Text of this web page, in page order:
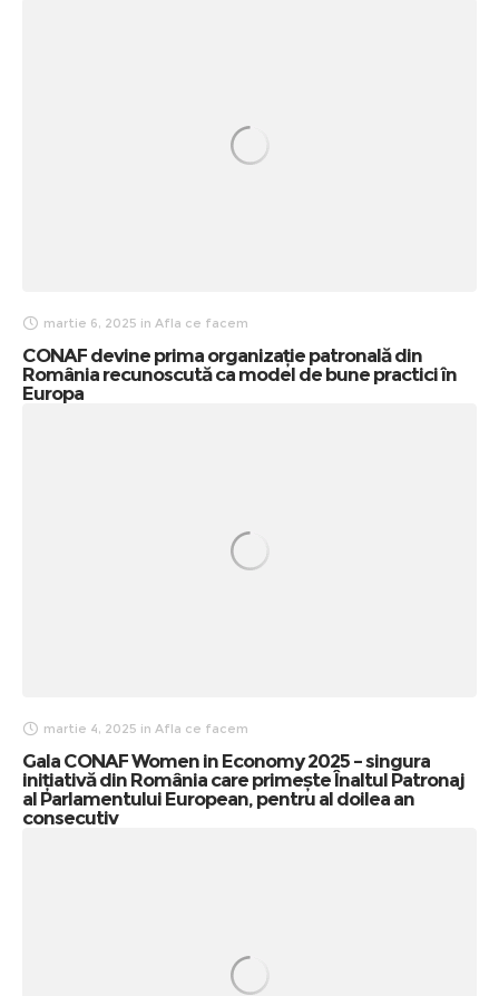
martie 6, 2025 in Afla ce facem
CONAF devine prima organizație patronală din
România recunoscută ca model de bune practici în
Europa
martie 4, 2025 in Afla ce facem
Gala CONAF Women in Economy 2025 – singura
inițiativă din România care primește Înaltul Patronaj
al Parlamentului European, pentru al doilea an
consecutiv